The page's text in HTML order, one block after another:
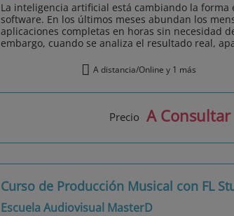
La inteligencia artificial está cambiando la forma
software. En los últimos meses abundan los
aplicaciones completas en horas sin necesidad
embargo, cuando se analiza el resultado real,
A distancia/Online y 1 más
Precio A Consultar
Curso de Producción Musical con FL
Escuela Audiovisual MasterD